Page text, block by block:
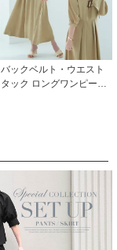
バックベルト・ウエスト
タック ロングワンピース